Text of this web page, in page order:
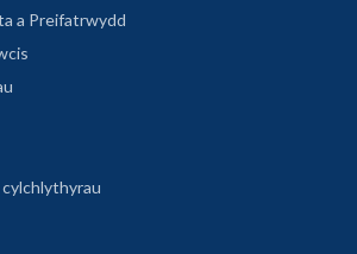
a Preifatrwydd
(agor mewn tab newydd)